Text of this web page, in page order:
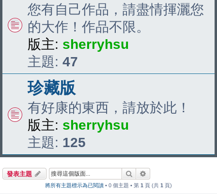
您有自己作品，請盡情揮灑您
的大作！作品不限。
版主: sherryhsu
主題: 47
珍藏版
有好康的東西，請放於此！
版主: sherryhsu
主題: 125
發表主題 搜尋
將所有主題標示為已閱讀 • 0 個主題 • 第 1 頁 (共 1 頁)